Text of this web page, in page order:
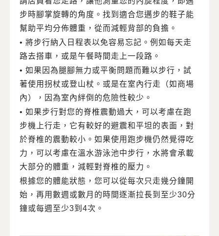
步時腳掌旋轉的角度。找到適合您邁步的鞋子能
幫助平均分佈體重，從而減輕背部的負擔。
• 將步行納入日程表以免容易忘記。例如每天走
路去搭車，或是午餐時間走上一段路。
• 如果因為腿腳無力或平衡問題而難以步行，試
著使用拐杖或登山杖。或是在室內行走（如商場
內），因為室內絆倒的危險性較少。
• 如果步行對您的脊椎震動過大，可以考慮在跑
步機上行走，它有較好的避震和平坦的表面，對
於脊椎的震動較小。如果使用跑步機仍然覺得吃
力，可以考慮在溫水游泳池中步行，水將會承載
大部分的體重，減輕對脊椎的壓力。
根據您的體能狀態，您可以從每次只走幾分鐘開
始，再用數週或數月的時間逐漸拉長到至少30分
鐘或每週至少3到4次。